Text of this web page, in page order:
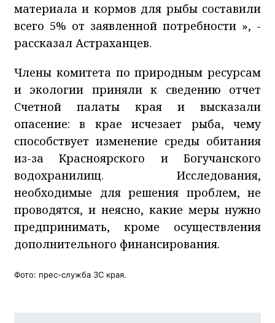
материала и кормов для рыбы составили
всего 5% от заявленной потребности », -
рассказал Астраханцев.
Члены комитета по природным ресурсам
и экологии приняли к сведению отчет
Счетной палаты края и высказали
опасение: в крае исчезает рыба, чему
способствует изменение среды обитания
из-за Красноярского и Богучанского
водохранилищ. Исследования,
необходимые для решения проблем, не
проводятся, и неясно, какие меры нужно
предпринимать, кроме осуществления
дополнительного финансирования.
Фото: прес-служба ЗС края.